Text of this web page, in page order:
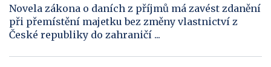
Novela zákona o daních z příjmů má zavést zdanění
při přemístění majetku bez změny vlastnictví z
České republiky do zahraničí ...